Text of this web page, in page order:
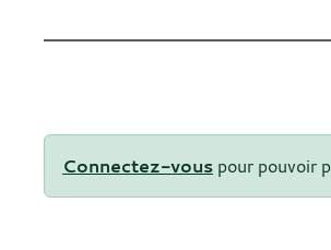
Connectez-vous pour pouvoir